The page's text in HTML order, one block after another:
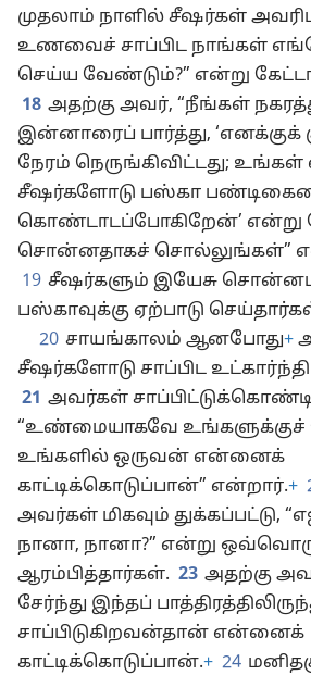
முதலாம் நாளில் சீஷர்கள்
உணவைச் சாப்பிட நாங்கள்
செய்ய வேண்டும்?” என்று
18 அதற்கு அவர், “நீங்கள்
இன்னாரைப் பார்த்து, ‘எனக்குக்
நேரம் நெருங்கிவிட்டது;
சீஷர்களோடு பஸ்கா
கொண்டாடப்போகிறேன்’ என்று
சொன்னதாகச் சொல்லுங்கள்”
19 சீஷர்களும் இயேசு
பஸ்காவுக்கு ஏற்பாடு
20 சாயங்காலம் ஆனபோது+
சீஷர்களோடு சாப்பிட
21 அவர்கள்
“உண்மையாகவே
உங்களில் ஒருவன் என்னைக்
காட்டிக்கொடுப்பான்” என்றார்.+
அவர்கள் மிகவும் துக்கப்பட்டு,
நானா, நானா?” என்று
ஆரம்பித்தார்கள். 23 அதற்கு
சேர்ந்து இந்தப்
சாப்பிடுகிறவன்தான் என்னைக்
காட்டிக்கொடுப்பான்.+ 24